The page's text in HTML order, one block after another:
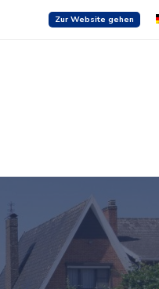
Zur Website gehen